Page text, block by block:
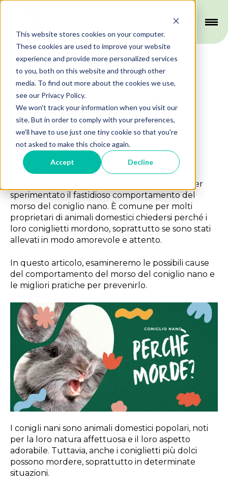
This website stores cookies on your computer.
These cookies are used to improve your website
experience and provide more personalized services
to you, both on this website and through other
media. To find out more about the cookies we use,
see our Privacy Policy.
We won't track your information when you visit our
site. But in order to comply with your preferences,
we'll have to use just one tiny cookie so that you're
not asked to make this choice again.
Accept Decline
Comportamento
Perché il Coniglio
Nano morde?
Ultimo aggiornamento: 04 aprile 2023
Se sei un proprietario di coniglietti, potresti aver
sperimentato il fastidioso comportamento del
morso del coniglio nano. È comune per molti
proprietari di animali domestici chiedersi perché i
loro coniglietti mordono, soprattutto se sono stati
allevati in modo amorevole e attento.
In questo articolo, esamineremo le possibili cause
del comportamento del morso del coniglio nano e
le migliori pratiche per prevenirlo.
I conigli nani sono animali domestici popolari, noti
per la loro natura affettuosa e il loro aspetto
adorabile. Tuttavia, anche i coniglietti più dolci
possono mordere, soprattutto in determinate
situazioni.